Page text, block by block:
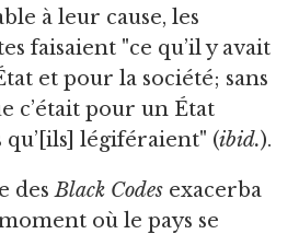
à leur cause, les
faisaient "ce qu’il y avait
et pour la société; sans
c’était pour un État
qu’[ils] légiféraient" (ibid.).
desBlack Codes exacerba
où le pays se